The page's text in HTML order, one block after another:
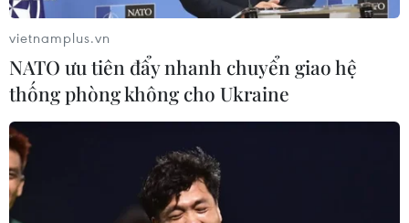
khả năng băng giá và sương muối.
vietnamplus.vn
NATO ưu tiên đẩy nhanh chuyển giao hệ
thống phòng không cho Ukraine